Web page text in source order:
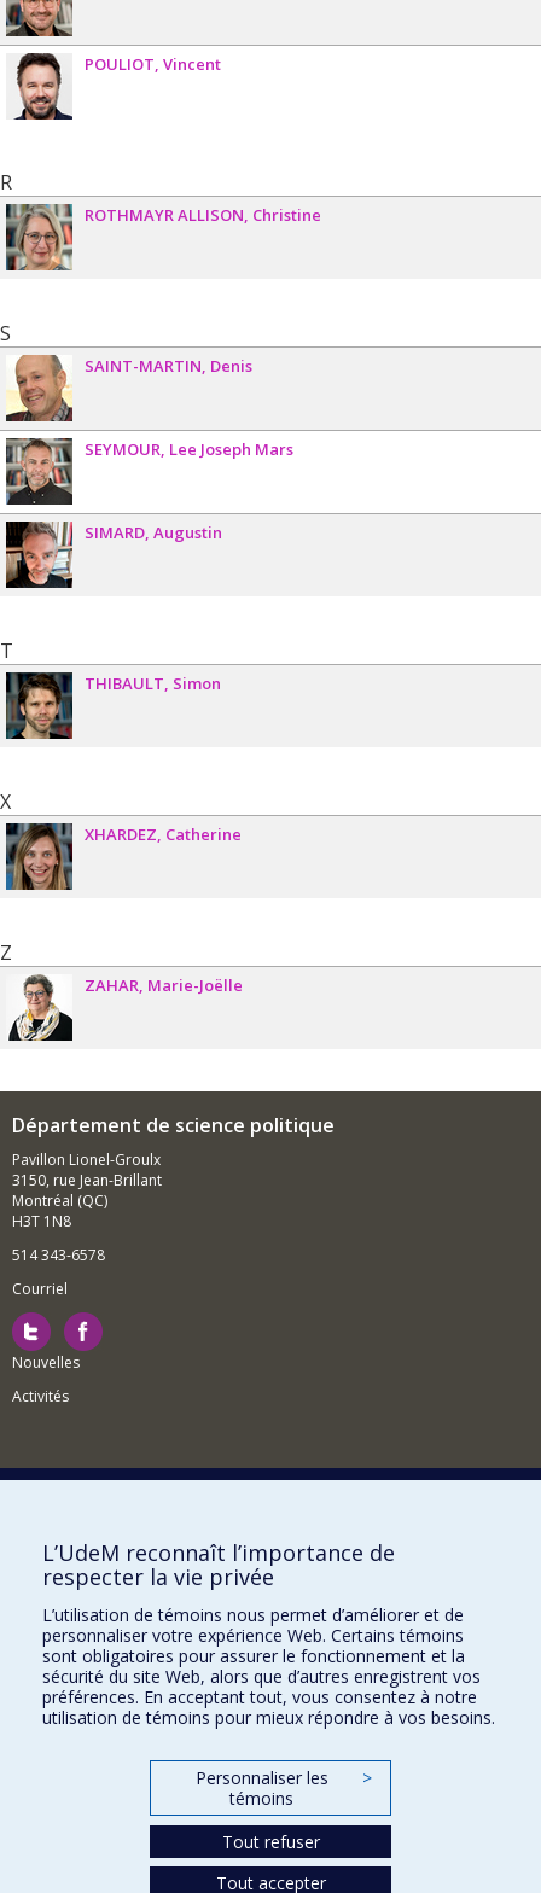
POULIOT Vincent
R
ROTHMAYR ALLISON Christine
S
SAINT-MARTIN Denis
SEYMOUR Lee Joseph Mars
SIMARD Augustin
T
THIBAULT Simon
X
XHARDEZ Catherine
Z
ZAHAR Marie-Joëlle
Département de science politique
Pavillon Lionel-Groulx
3150, rue Jean-Brillant
Montréal (QC)
H3T 1N8
514 343-6578
Courriel
Nouvelles
Activités
Comment soutenir le Département?
BESOIN D'AIDE?
Plan du site
Signaler une erreur
Accessibilité
FACULTÉ DES ARTS ET DES SCIENCES
Nos départements et écoles
L’UdeM reconnaît l’importance de
respecter la vie privée
L’utilisation de témoins nous permet d’améliorer et de
personnaliser votre expérience Web. Certains témoins
sont obligatoires pour assurer le fonctionnement et la
sécurité du site Web, alors que d’autres enregistrent vos
préférences. En acceptant tout, vous consentez à notre
utilisation de témoins pour mieux répondre à vos besoins.
Personnaliser les
témoins
>
Tout refuser
Tout accepter